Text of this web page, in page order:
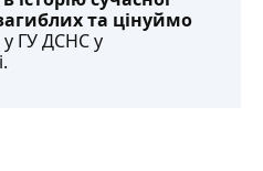
та цінуймо
у ГУ ДСНС у